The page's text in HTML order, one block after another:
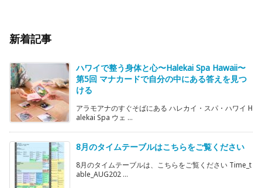
新着記事
ハワイで整う身体と心〜Halekai Spa Hawaii〜
第5回 マナカードで自分の中にある答えを見つ
ける
アラモアナのすぐそばにある ハレカイ・スパ・ハワイ H
alekai Spa ウェ ...
8月のタイムテーブルはこちらをご覧ください
8月のタイムテーブルは、こちらをご覧ください Time_t
able_AUG202 ...